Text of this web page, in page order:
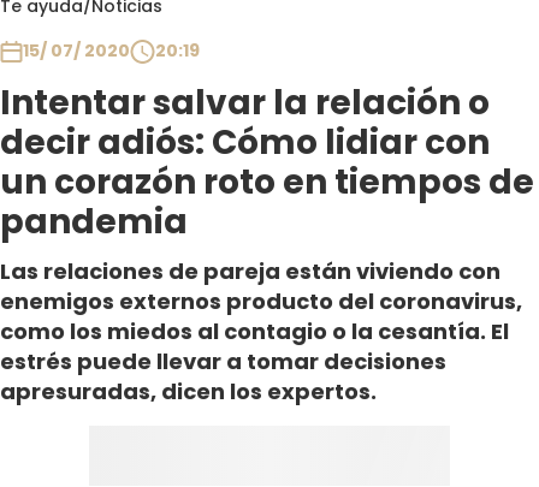
Te ayuda/Noticias
15/ 07/ 2020
20:19
Intentar salvar la relación o
decir adiós: Cómo lidiar con
un corazón roto en tiempos de
pandemia
Las relaciones de pareja están viviendo con
enemigos externos producto del coronavirus,
como los miedos al contagio o la cesantía. El
estrés puede llevar a tomar decisiones
apresuradas, dicen los expertos.
Club De La Comedia
Contigo en Directo
Plan Perfecto
El Tiempo
Sabingo
Todos Los Programas